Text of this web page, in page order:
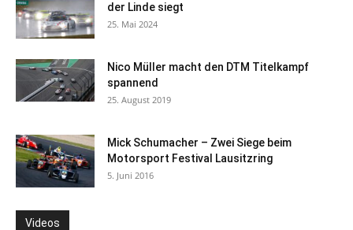
der Linde siegt
25. Mai 2024
Nico Müller macht den DTM Titelkampf
spannend
25. August 2019
Mick Schumacher – Zwei Siege beim
Motorsport Festival Lausitzring
5. Juni 2016
Videos